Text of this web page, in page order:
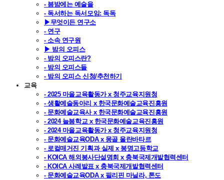
- 봄밤에는 예술을
- 독서하는 독서모임: 독독
▶무엇이든 연구소
- 연구
- 소속 연구원
▶ 밤의 오피스
- 밤의 오피스란?
- 밤의 오피스들
- 밤의 오피스 신청/추천하기
교육
- 2025 마을교육활동가 x 청주교육지원청
- 생활예술동아리 x 한국문화예술교육진흥원
- 문화예술교육사 x 한국문화예술교육진흥원
- 2024 늘봄학교 x 한국문화예술교육진흥원
- 2024 마을교육활동가 x 청주교육지원청
- 문화예술교육ODA x 몽골 울란바타르
- 로컬매거진 기획과 실제 x 봉명고등학교
- KOICA 해외봉사단설명회 x 충북국제개발협력센터
- KOICA 사례발표 x 충북국제개발협력센터
- 문화예술교육ODA x 필리핀 마닐라, 톤도